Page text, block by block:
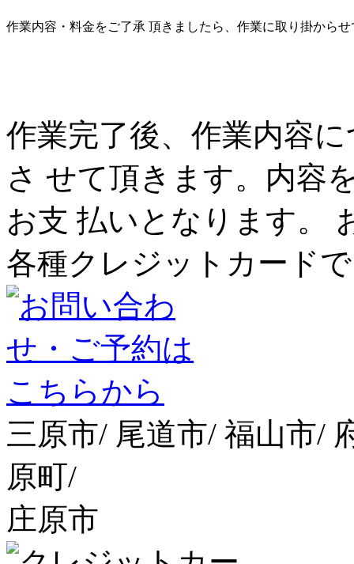
作業内容・料金をご了承 頂きましたら、作業に取り掛から
作業完了後、作業内容
さ せて頂きます。内容
お支 払いとなります。
各種クレジットカード
三原市/ 尾道市/ 福山市/
原町/
庄原市